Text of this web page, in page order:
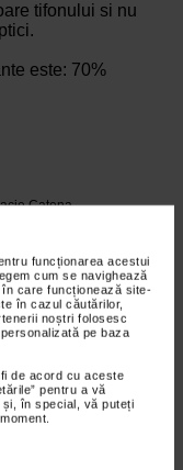
funcționarea acestui
cum se navighează
care funcționează site-
în cazul căutărilor,
noștri folosesc
pe baza
de acord cu aceste
pentru a vă
și, în special, vă puteți
tifonului si nu
este: 70%
Catena
emotionala:
imbunatati EQ-ul
se refera la
si gestiona
si emotiile celorlalti.
inteligenta